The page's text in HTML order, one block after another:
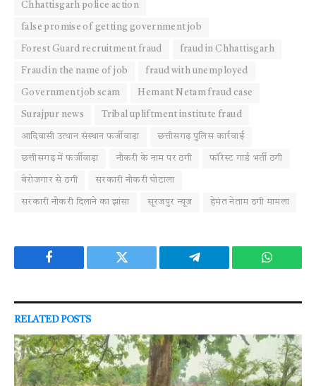
Chhattisgarh police action
false promise of getting government job
Forest Guard recruitment fraud fraud in Chhattisgarh
Fraud in the name of job fraud with unemployed
Government job scam Hemant Netam fraud case
Surajpur news Tribal upliftment institute fraud
आदिवासी उत्थान संस्थान फर्जीवाड़ा छत्तीसगढ़ पुलिस कार्रवाई
छत्तीसगढ़ में फर्जीवाड़ा नौकरी के नाम पर ठगी फॉरेस्ट गार्ड भर्ती ठगी
बेरोजगार से ठगी सरकारी नौकरी घोटाला
सरकारी नौकरी दिलाने का झांसा सूरजपुर न्यूज हेमंत नेताम ठगी मामला
Facebook Twitter Telegram
RELATEDPOSTS